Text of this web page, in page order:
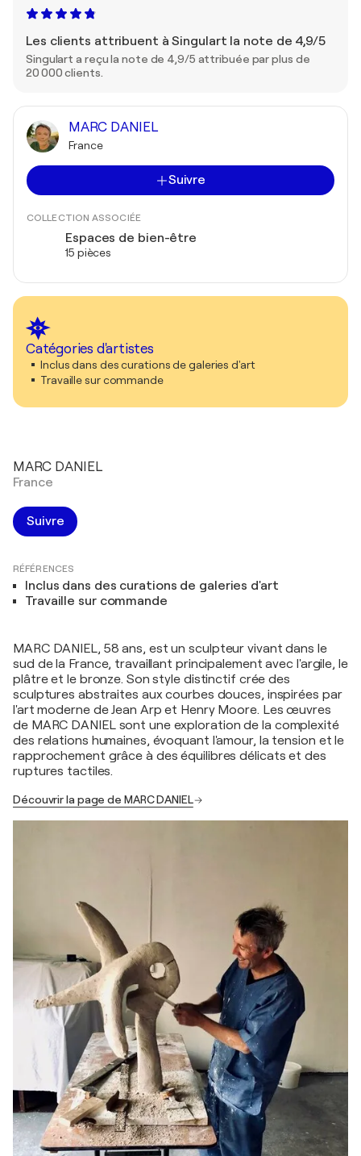
Les clients attribuent à Singulart la note de 4,9/5
Singulart a reçu la note de 4,9/5 attribuée par plus de
20 000 clients.
MARC DANIEL
France
Suivre
COLLECTION ASSOCIÉE
Espaces de bien-être
15 pièces
Catégories d'artistes
Inclus dans des curations de galeries d'art
Travaille sur commande
MARC DANIEL
France
Suivre
RÉFÉRENCES
Inclus dans des curations de galeries d'art
Travaille sur commande
MARC DANIEL, 58 ans, est un sculpteur vivant dans le
sud de la France, travaillant principalement avec l'argile, le
plâtre et le bronze. Son style distinctif crée des
sculptures abstraites aux courbes douces, inspirées par
l'art moderne de Jean Arp et Henry Moore. Les œuvres
de MARC DANIEL sont une exploration de la complexité
des relations humaines, évoquant l'amour, la tension et le
rapprochement grâce à des équilibres délicats et des
ruptures tactiles.
Découvrir la page de MARC DANIEL